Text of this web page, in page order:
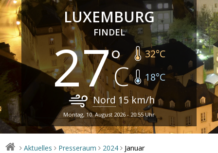
LUXEMBURG
FINDEL
27 32°C
18°C
Nord 15km/h
Montag, 10. August 2026 - 20:55 Uhr
> Aktuelles > Presseraum > 2024 > Januar